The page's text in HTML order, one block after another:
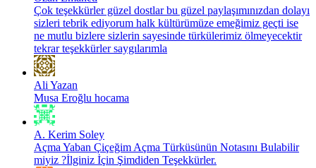
Çok teşekkürler güzel dostlar bu güzel paylaşımınızdan dolayı
sizleri tebrik ediyorum halk kültürümüze emeğimiz geçti ise
ne mutlu bizlere sizlerin sayesinde türkülerimiz ölmeyecektir
tekrar teşekkürler saygılarımla
Ali Yazan
Musa Eroğlu hocama
A. Kerim Soley
Açma Yaban Çiçeğim Açma Türküsünün Notasını Bulabilir
miyiz ?İlginiz İçin Şimdiden Teşekkürler.